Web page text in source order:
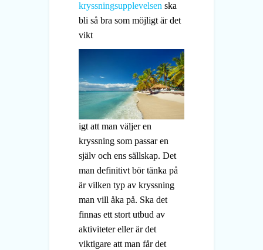
kryssningsupplevelsen ska
bli så bra som möjligt är det
vikt
igt att man väljer en
kryssning som passar en
själv och ens sällskap. Det
man definitivt bör tänka på
är vilken typ av kryssning
man vill åka på. Ska det
finnas ett stort utbud av
aktiviteter eller är det
viktigare att man får det